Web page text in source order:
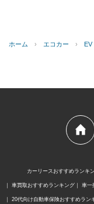
ホーム › エコカー › EV
カーリースおすすめランキ
車買取おすすめランキング 車一
20代向け自動車保険おすすめラン